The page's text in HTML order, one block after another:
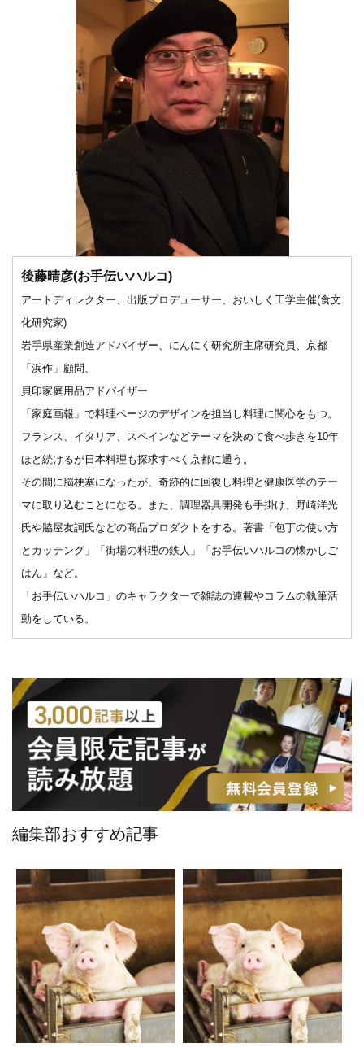
後藤晴彦(お手伝いハルコ)
アートディレクター、出版プロデューサー、おいしく工学主催(食文
化研究家)
岩手県産業創造アドバイザー、にんにく研究所主席研究員、京都
「浜作」顧問、
貝印家庭用品アドバイザー
「家庭画報」で料理ページのデザインを担当し料理に関心をもつ。
フランス、イタリア、スペインなどテーマを決めて食べ歩きを10年
ほど続けるが日本料理も探求すべく京都に通う。
その間に脳梗塞になったが、奇跡的に回復し料理と健康医学のテー
マに取り込むことになる。また、調理器具開発も手掛け、野崎洋光
氏や脇屋友詞氏などの商品プロダクトをする。著書「包丁の使い方
とカッテング」「街場の料理の鉄人」「お手伝いハルコの懐かしご
はん」など。
「お手伝いハルコ」のキャラクターで雑誌の連載やコラムの執筆活
動をしている。
編集部おすすめ記事